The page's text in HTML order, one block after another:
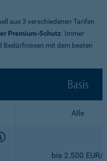
aus 3 verschiedenen Tarifen
Premium-Schutz. Immer
Bedürfnissen mit dem besten
Basis
Alle
bis 2.500 EUR/